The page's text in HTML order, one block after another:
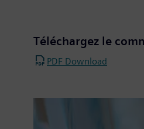
Téléchargez le
PDF Download